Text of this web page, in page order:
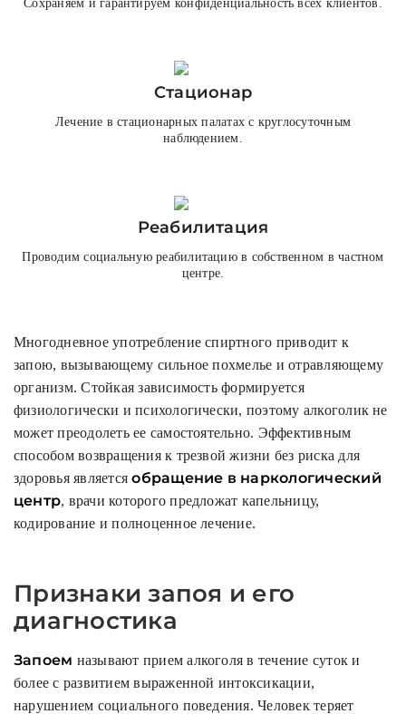
Сохраняем и гарантируем конфиденциальность всех клиентов.
Стационар
Лечение в стационарных палатах с круглосуточным
наблюдением.
Реабилитация
Проводим социальную реабилитацию в собственном в частном
центре.
Многодневное употребление спиртного приводит к
запою, вызывающему сильное похмелье и отравляющему
организм. Стойкая зависимость формируется
физиологически и психологически, поэтому алкоголик не
может преодолеть ее самостоятельно. Эффективным
способом возвращения к трезвой жизни без риска для
здоровья являетсяобращение в наркологический
центр, врачи которого предложат капельницу,
кодирование и полноценное лечение.
Признаки запоя и его
диагностика
Запоем называют прием алкоголя в течение суток и
более с развитием выраженной интоксикации,
нарушением социального поведения. Человек теряет